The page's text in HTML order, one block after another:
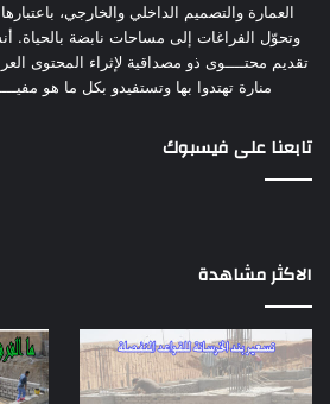
العمارة والتصميم الداخلي والخارجي،
تقديم محتــــوى ذو مصداقية لإثراء المحتوى
منارة تهتدوا بها وتستفيدو بكل ما هو
تابعنا على فيسبوك
الاكثر مشاهدة